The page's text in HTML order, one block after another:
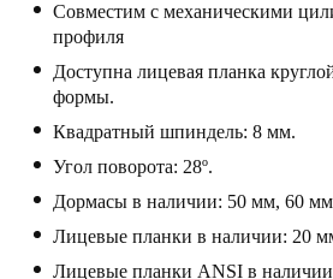
France
Français
Belgium
FrançaisNederlandsEnglish
Совместим с механическими
профиля
Доступна лицевая планка
формы.
Квадратный шпиндель: 8 мм.
Угол поворота: 28º.
Дормасы в наличии: 50 мм, 60
Лицевые планки в наличии: 20
Лицевые планки ANSI в